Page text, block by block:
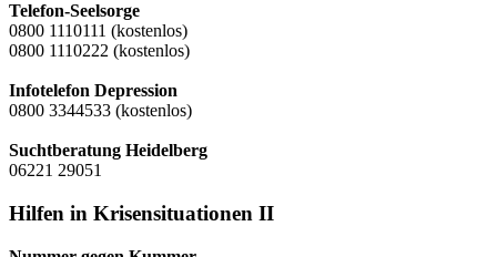
Telefon-Seelsorge
0800 1110111 (kostenlos)
0800 1110222 (kostenlos)
Infotelefon Depression
0800 3344533 (kostenlos)
Suchtberatung Heidelberg
06221 29051
Hilfen in Krisensituationen II